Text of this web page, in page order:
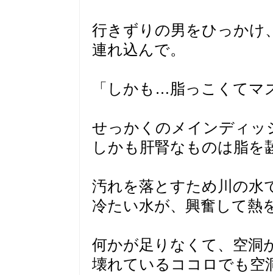
行きずりの男をひっかけ
連れ込んで。
「しかも…脂っこくてマ
せっかくのメインディッ
しかも肝腎なものは脂
汚れを落とすため川の水
冷たい水が、興奮して熱
何かが足りなくて、空洞
壊れているココロでも空